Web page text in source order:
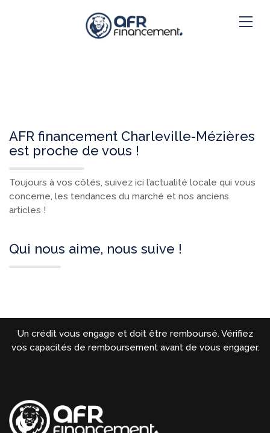
AFR financement Charleville-Mézières
est proche de vous !
Toujours à vos côtés, suivez ici l’actualité locale qui vous
concerne, les tendances du marché et nos anciens
articles !
Qui nous aime, nous suive !
Un crédit vous engage et doit être remboursé. Vérifiez
vos capacités de remboursement avant de vous engager.